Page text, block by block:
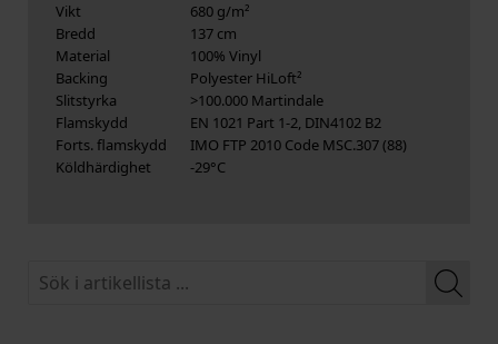
Vikt
680 g/m²
Bredd
137 cm
Material
100% Vinyl
Backing
Polyester HiLoft²
Slitstyrka
>100.000 Martindale
Flamskydd
EN 1021 Part 1-2, DIN4102 B2
Forts. flamskydd
IMO FTP 2010 Code MSC.307 (88)
Köldhärdighet
-29°C